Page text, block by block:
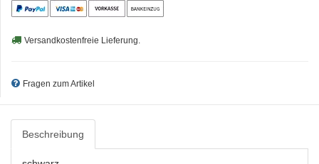
Versandkostenfreie Lieferung.
Fragen zum Artikel
Beschreibung